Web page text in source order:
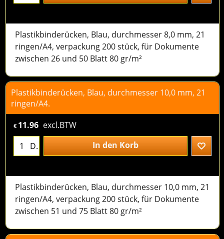
Plastikbinderücken, Blau, durchmesser 8,0 mm, 21
ringen/A4, verpackung 200 stück, für Dokumente
zwischen 26 und 50 Blatt 80 gr/m²
Plastikbinderücken, Blau, durchmesser 10,0 mm, 21
ringen/A4.
€ 11.96 excl.BTW
D.
In den Korb
Plastikbinderücken, Blau, durchmesser 10,0 mm, 21
ringen/A4, verpackung 200 stück, für Dokumente
zwischen 51 und 75 Blatt 80 gr/m²